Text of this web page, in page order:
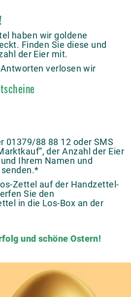
haben wir goldene
Finden Sie diese und
der Eier mit.
verlosen wir
01379/88 88 12 oder SMS
der Anzahl der Eier
Ihrem Namen und
Zettel auf der Handzettel-
Sie den
in die Los-Box an der
und schöne Ostern!